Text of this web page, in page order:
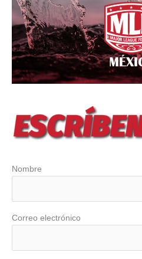
Nombre
Correo electrónico